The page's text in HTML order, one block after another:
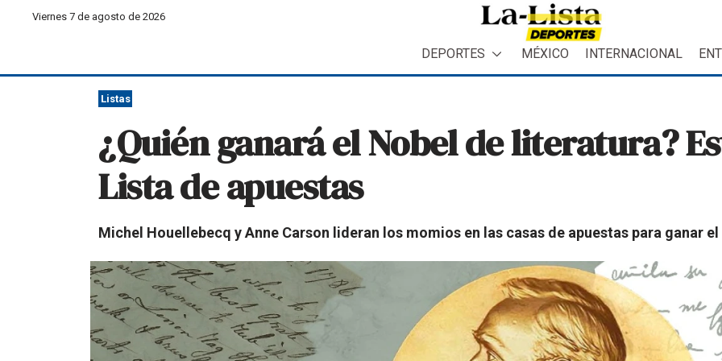
Viernes 7 de agosto de 2026
DEPORTES MÉXICO INTERNACIONAL
Listas
¿Quién ganará el Nobel de literatura?
Lista de apuestas
Michel Houellebecq y Anne Carson lideran los momios en las casas de apuestas para ganar